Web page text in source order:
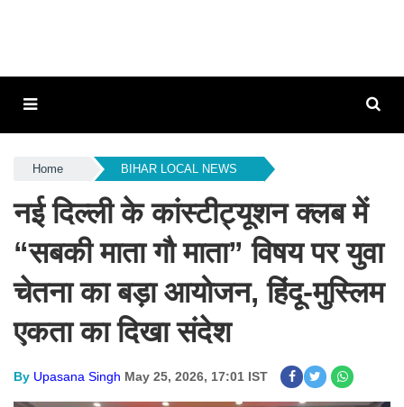
Home BIHAR LOCAL NEWS
नई दिल्ली के कांस्टीट्यूशन क्लब में
“सबकी माता गौ माता” विषय पर युवा
चेतना का बड़ा आयोजन, हिंदू-मुस्लिम
एकता का दिखा संदेश
By Upasana Singh May 25, 2026, 17:01 IST